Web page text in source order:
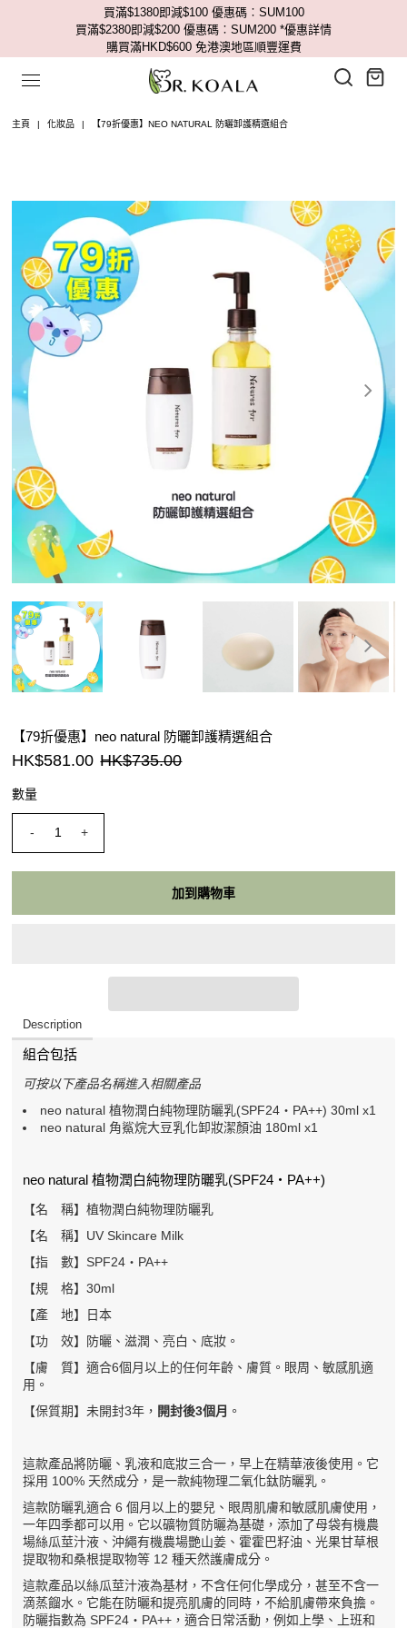
買滿$1380即減$100 優惠碼︰SUM100
買滿$2380即減$200 優惠碼︰SUM200 *優惠詳情
購買滿HKD$600 免港澳地區順豐運費
主頁 | 化妝品 | 【79折優惠】NEO NATURAL 防曬卸護精選組合
【79折優惠】neo natural 防曬卸護精選組合
HK$581.00 HK$735.00
數量
- +
Description
組合包括
可按以下產品名稱進入相關產品
neo natural 植物潤白純物理防曬乳(SPF24・PA++) 30ml x1
neo natural 角鯊烷大豆乳化卸妝潔顏油 180ml x1
neo natural 植物潤白純物理防曬乳(SPF24・PA++)
【名 稱】植物潤白純物理防曬乳
【名 稱】UV Skincare Milk
【指 數】SPF24・PA++
【規 格】30ml
【產 地】日本
【功 效】防曬、滋潤、亮白、底妝。
【膚 質】適合6個月以上的任何年齡、膚質。眼周、敏感肌適
用。
【保質期】未開封3年， 開封後3個月 。
這款產品將防曬、乳液和底妝三合一，早上在精華液後使用。它
採用 100% 天然成分，是一款純物理二氧化鈦防曬乳。
這款防曬乳適合 6 個月以上的嬰兒、眼周肌膚和敏感肌膚使用，
一年四季都可以用。它以礦物質防曬為基礎，添加了母袋有機農
場絲瓜莖汁液、沖繩有機農場艷山姜、霍霍巴籽油、光果甘草根
提取物和桑根提取物等 12 種天然護膚成分。
這款產品以絲瓜莖汁液為基材，不含任何化學成分，甚至不含一
滴蒸餾水。它能在防曬和提亮肌膚的同時，不給肌膚帶來負擔。
防曬指數為 SPF24・PA++，適合日常活動，例如上學、上班和